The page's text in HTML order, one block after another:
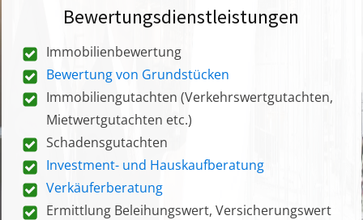
Bewertungsdienstleistungen
Immobilienbewertung
Bewertung von Grundstücken
Immobiliengutachten (Verkehrswertgutachten,
Mietwertgutachten etc.)
Schadensgutachten
Investment- und Hauskaufberatung
Verkäuferberatung
Ermittlung Beleihungswert, Versicherungswert